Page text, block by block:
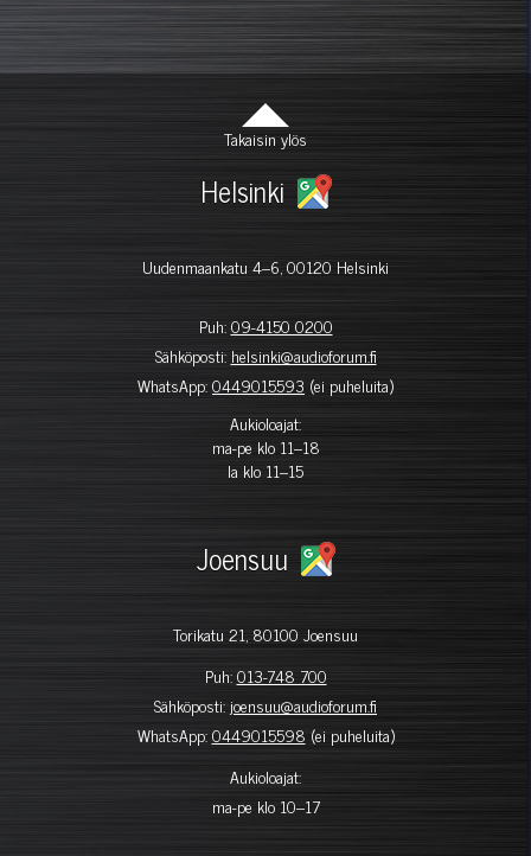
Takaisin ylös
Helsinki
Uudenmaankatu 4–6, 00120 Helsinki
Puh:09-4150 0200
Sähköposti: helsinki@audioforum.fi
WhatsApp:0449015593 (ei puheluita)
Aukioloajat:
ma-pe klo 11–18
la klo 11–15
Joensuu
Torikatu 21, 80100 Joensuu
Puh:013-748 700
Sähköposti: joensuu@audioforum.fi
WhatsApp:0449015598 (ei puheluita)
Aukioloajat:
ma-pe klo 10–17